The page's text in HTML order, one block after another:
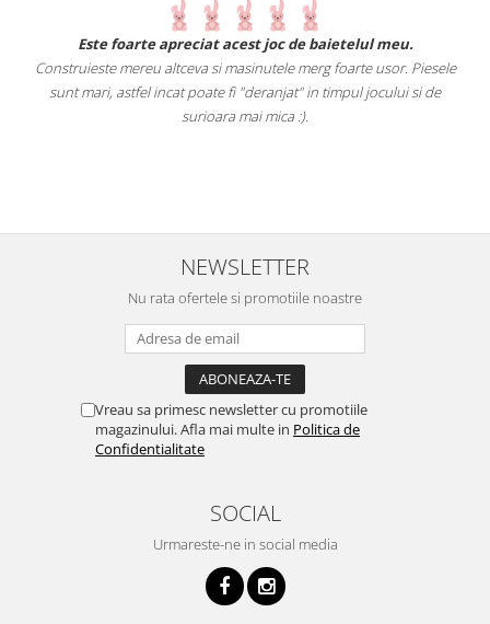
Este foarte apreciat acest joc de baietelul meu.
Construieste mereu altceva si masinutele merg foarte usor. Piesele
sunt mari, astfel incat poate fi "deranjat" in timpul jocului si de
surioara mai mica :).
NEWSLETTER
Nu rata ofertele si promotiile noastre
Vreau sa primesc newsletter cu promotiile
magazinului. Afla mai multe in Politica de
Confidentialitate
SOCIAL
Urmareste-ne in social media